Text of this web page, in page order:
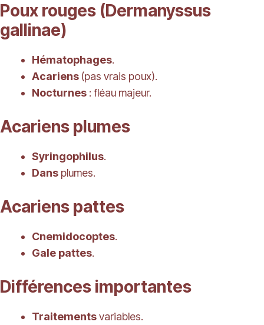
Poux rouges (Dermanyssus
gallinae)
Hématophages.
Acariens (pas vrais poux).
Nocturnes : fléau majeur.
Acariens plumes
Syringophilus.
Dans plumes.
Acariens pattes
Cnemidocoptes.
Gale pattes.
Différences importantes
Traitementsvariables.